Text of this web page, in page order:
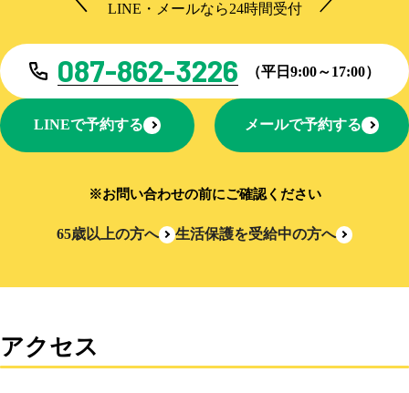
LINE・メールなら24時間受付
087-862-3226 （平日9:00～17:00）
LINEで予約する メールで予約する
※お問い合わせの前にご確認ください
65歳以上の方へ 生活保護を受給中の方へ
アクセス